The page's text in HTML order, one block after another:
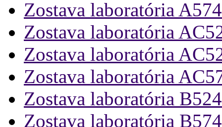
Zostava laboratória A574
Zostava laboratória
Zostava laboratória
Zostava laboratória
Zostava laboratória B524
Zostava laboratória B574